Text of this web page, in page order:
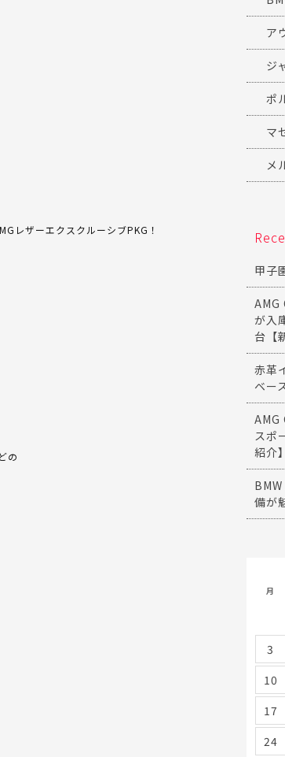
レザーエクスクルーシブPKG！
の
ア
ジ
ポ
マ
メ
甲子
AMG
が入
台【
赤革
ベー
AMG
スポ
紹介】
備が
月
3
10
17
24